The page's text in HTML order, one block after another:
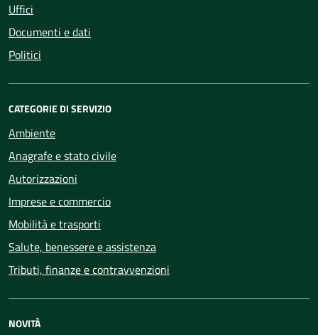
Uffici
Documenti e dati
Politici
CATEGORIE DI SERVIZIO
Ambiente
Anagrafe e stato civile
Autorizzazioni
Imprese e commercio
Mobilità e trasporti
Salute, benessere e assistenza
Tributi, finanze e contravvenzioni
NOVITÀ